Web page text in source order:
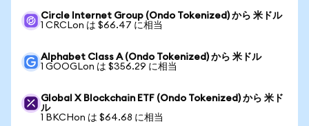
Circle Internet Group (Ondo Tokenized) から 米ドル
1 CRCLon は $66.47 に相当
Alphabet Class A (Ondo Tokenized) から 米ドル
1 GOOGLon は $356.29 に相当
Global X Blockchain ETF (Ondo Tokenized) から 米ド
ル
1 BKCHon は $64.68 に相当